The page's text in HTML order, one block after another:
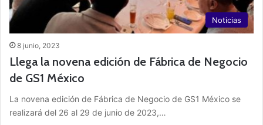
Noticias
8 junio, 2023
Llega la novena edición de Fábrica de Negocio
de GS1 México
La novena edición de Fábrica de Negocio de GS1 México se
realizará del 26 al 29 de junio de 2023,…